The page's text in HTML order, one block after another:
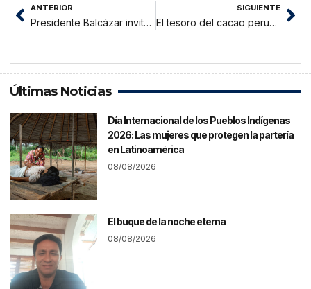
ANTERIOR
Presidente Balcázar invita a Keiko Fujimori a reunión en Palacio para iniciar transición de gobierno
SIGUIENTE
El tesoro del cacao peruano estaba en las chacras: descubren cuatro nuevas variedades genéticas
Últimas Noticias
Día Internacional de los Pueblos Indígenas
2026: Las mujeres que protegen la partería
en Latinoamérica
08/08/2026
El buque de la noche eterna
08/08/2026